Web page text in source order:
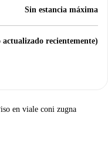
Sin estancia máxima
recientemente)
en viale coni zugna